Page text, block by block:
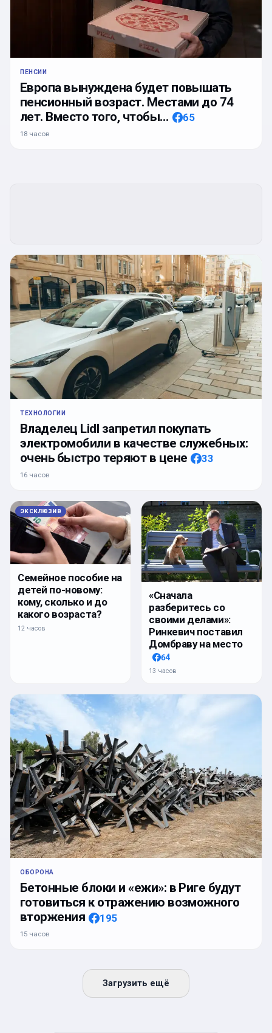
ПЕНСИИ
Европа вынуждена будет повышать
пенсионный возраст. Местами до 74
лет. Вместо того, чтобы…
65
18 часов
ТЕХНОЛОГИИ
Владелец Lidl запретил покупать
электромобили в качестве служебных:
очень быстро теряют в цене
33
16 часов
ЭКСКЛЮЗИВ
Семейное пособие на
детей по-новому:
кому, сколько и до
какого возраста?
12 часов
«Сначала
разберитесь со
своими делами»:
Ринкевич поставил
Домбраву на место
64
13 часов
ОБОРОНА
Бетонные блоки и «ежи»: в Риге будут
готовиться к отражению возможного
вторжения
195
15 часов
Загрузить ещё